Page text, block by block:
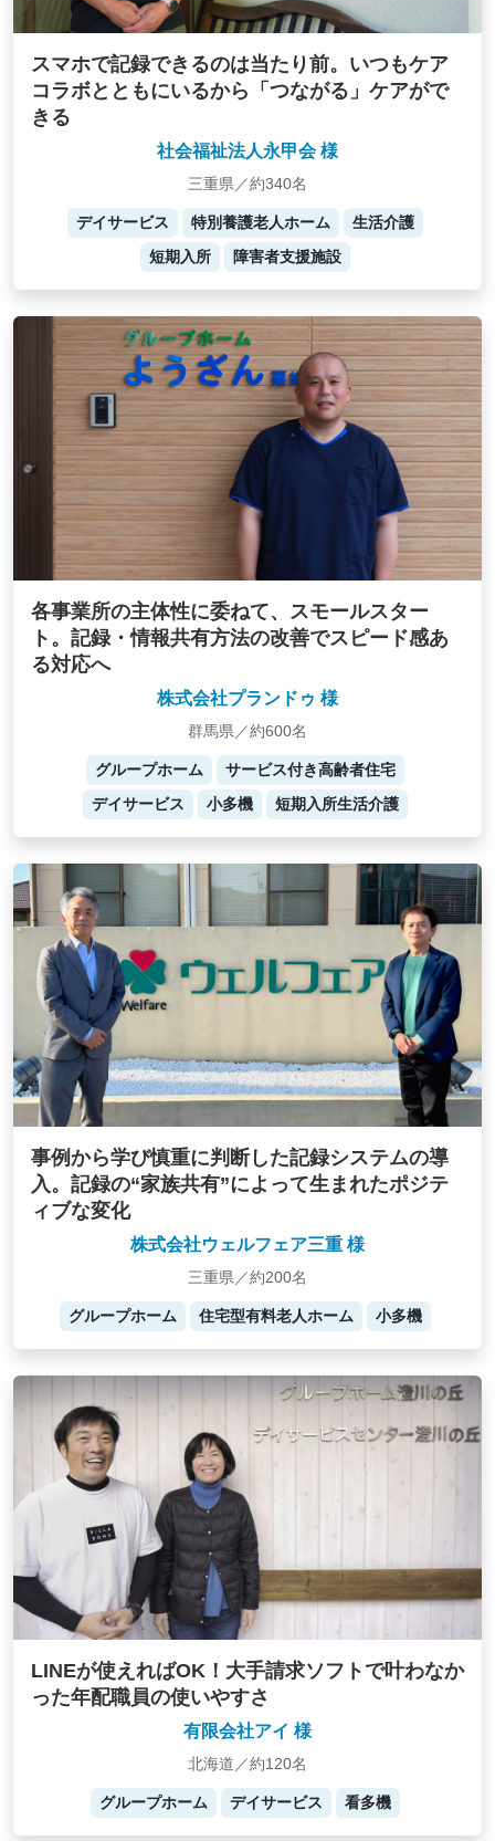
スマホで記録できるのは当たり前。いつもケア
コラボとともにいるから「つながる」ケアがで
きる
社会福祉法人永甲会 様
三重県／約340名
デイサービス 特別養護老人ホーム
生活介護
短期入所
障害者支援施設
各事業所の主体性に委ねて、スモールスター
ト。記録・情報共有方法の改善でスピード感あ
る対応へ
株式会社プランドゥ 様
群馬県／約600名
グループホーム
サービス付き高齢者住宅
デイサービス
小多機 短期入所生活介護
事例から学び慎重に判断した記録システムの導
入。記録の“家族共有”によって生まれたポジテ
ィブな変化
株式会社ウェルフェア三重 様
三重県／約200名
グループホーム 住宅型有料老人ホーム 小多機
LINEが使えればOK！大手請求ソフトで叶わなか
った年配職員の使いやすさ
有限会社アイ 様
北海道／約120名
グループホーム デイサービス 看多機